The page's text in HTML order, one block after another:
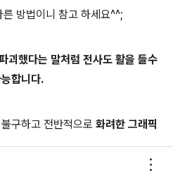
방법이니 참고 하세요^^;
괴했다는 말처럼 전사도 활을 들수
합니다.
구하고 전반적으로 화려한 그래픽
힘들더군요!